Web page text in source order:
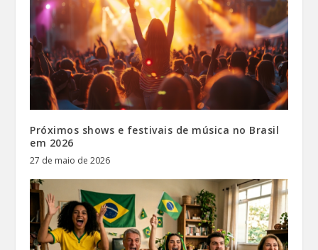
Próximos shows e festivais de música no Brasil
em 2026
27 de maio de 2026